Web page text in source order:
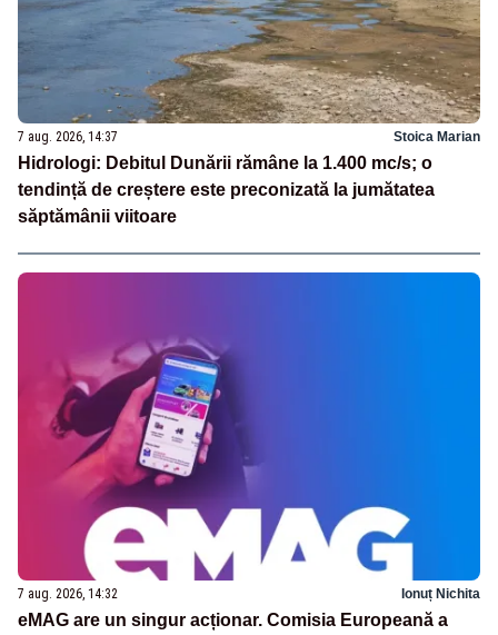
7 aug. 2026, 14:37 Stoica Marian
Hidrologi: Debitul Dunării rămâne la 1.400 mc/s; o
tendință de creștere este preconizată la jumătatea
săptămânii viitoare
7 aug. 2026, 14:32 Ionuț Nichita
eMAG are un singur acționar. Comisia Europeană a